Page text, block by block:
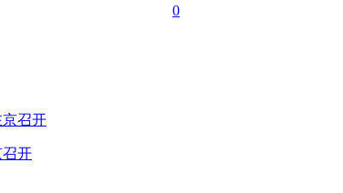
0
召开